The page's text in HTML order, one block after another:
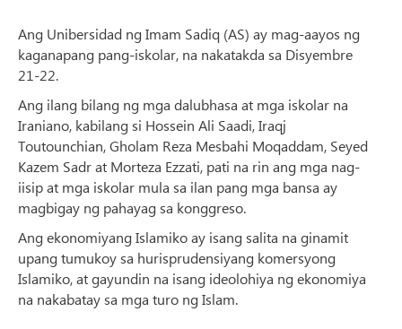
Ang Unibersidad ng Imam Sadiq (AS) ay mag-aayos ng
kaganapang pang-iskolar, na nakatakda sa Disyembre
21-22.
Ang ilang bilang ng mga dalubhasa at mga iskolar na
Iraniano, kabilang si Hossein Ali Saadi, Iraqj
Toutounchian, Gholam Reza Mesbahi Moqaddam, Seyed
Kazem Sadr at Morteza Ezzati, pati na rin ang mga nag-
iisip at mga iskolar mula sa ilan pang mga bansa ay
magbigay ng pahayag sa konggreso.
Ang ekonomiyang Islamiko ay isang salita na ginamit
upang tumukoy sa hurisprudensiyang komersyong
Islamiko, at gayundin na isang ideolohiya ng ekonomiya
na nakabatay sa mga turo ng Islam.